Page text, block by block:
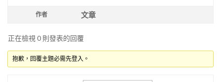
作者 文章
正在檢視 0 則發表的回覆
抱歉，回覆主題必需先登入。